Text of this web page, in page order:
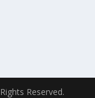
Reserved.